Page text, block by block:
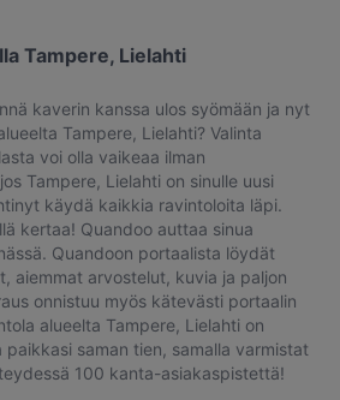
Tampere, Lielahti
kaverin kanssa ulos syömään ja nyt
Tampere, Lielahti? Valinta
voi olla vaikeaa ilman
Tampere, Lielahti on sinulle uusi
käydä kaikkia ravintoloita läpi.
kertaa! Quandoo auttaa sinua
Quandoon portaalista löydät
aiemmat arvostelut, kuvia ja paljon
onnistuu myös kätevästi portaalin
alueelta Tampere, Lielahti on
saman tien, samalla varmistat
100 kanta-asiakaspistettä!